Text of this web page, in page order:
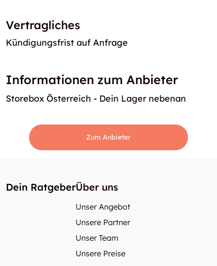
Vertragliches
Kündigungsfrist auf Anfrage
Informationen zum Anbieter
Storebox Österreich - Dein Lager nebenan
Zum Anbieter
Dein RatgeberÜber uns
Unser Angebot
Unsere Partner
Unser Team
Unsere Preise